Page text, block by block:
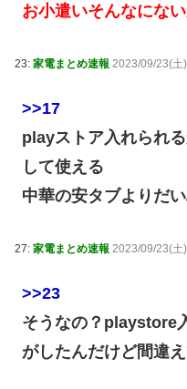
お小遣いそんなにな
23: 家電まとめ速報 2023/09/23(土
>>17
playストア入れられ
して使える
中華の安タブよりだ
27: 家電まとめ速報 2023/09/23(土
>>23
そうなの？playstore
がしたんだけど間違